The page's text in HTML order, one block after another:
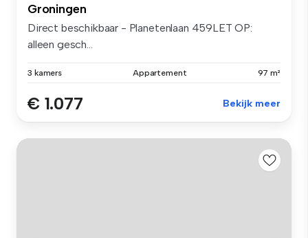
Groningen
Direct beschikbaar - Planetenlaan 459LET OP:
alleen gesch...
3 kamers Appartement 97 m²
€ 1.077 Bekijk meer